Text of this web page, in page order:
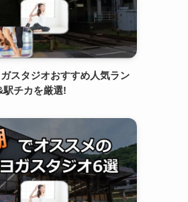
スタジオおすすめ人気ラン
チカを厳選!